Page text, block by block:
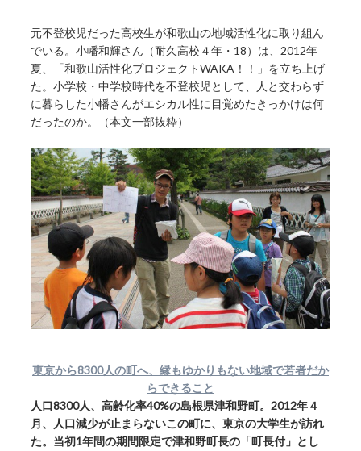
元不登校児だった高校生が和歌山の地域活性化に取り組ん
でいる。小幡和輝さん（耐久高校４年・18）は、2012年
夏、「和歌山活性化プロジェクトWAKA！！」を立ち上げ
た。小学校・中学校時代を不登校児として、人と交わらず
に暮らした小幡さんがエシカル性に目覚めたきっかけは何
だったのか。（本文一部抜粋）
東京から8300人の町へ、縁もゆかりもない地域で若者だか
らできること
人口8300人、高齢化率40%の島根県津和野町。2012年４
月、人口減少が止まらないこの町に、東京の大学生が訪れ
た。当初1年間の期間限定で津和野町長の「町長付」とし